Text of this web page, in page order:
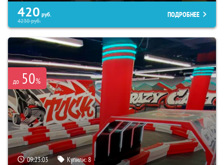
420 руб.
4230руб.
ПОДРОБНЕЕ
до 50%
09:23:02 Купили:8